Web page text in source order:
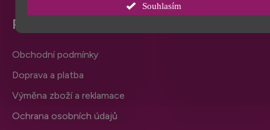
Souhlasím
Pro snadný nákup
Obchodní podmínky
Doprava a platba
Výměna zboží a reklamace
Ochrana osobních údajů